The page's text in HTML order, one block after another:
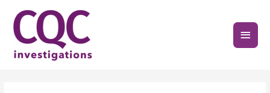
content
Main